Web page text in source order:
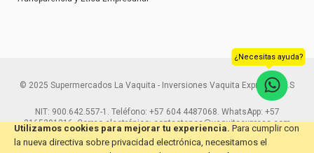
Utilizamos cookies para mejorar tu experiencia. Para cumplir con
la nueva directiva sobre privacidad electrónica, necesitamos el
© 2025 Supermercados La Vaquita - Inversiones Vaquita Express S.A.S
NIT: 900.642.557-1. Teléfono: +57 604 4487068. WhatsApp: +57
3165291216. Correo electrónico: contactenos@vaquitaexpress.com
¿Necesitas ayuda?